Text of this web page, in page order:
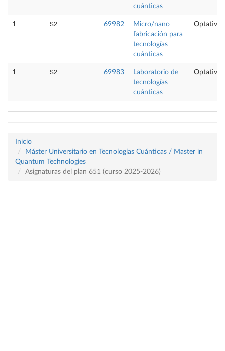
cuánticas
1 S2 69982
Micro/nano
fabricación para
tecnologías
cuánticas
Optativa
1 S2 69983
Laboratorio de
tecnologías
cuánticas
Optativa
Inicio
Máster Universitario en Tecnologías Cuánticas / Master in
Quantum Technologies
Asignaturas del plan 651 (curso 2025-2026)